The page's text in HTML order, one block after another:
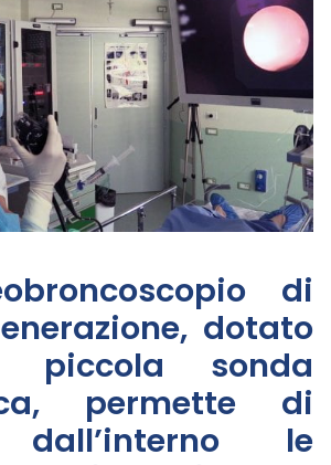
di
dotato
sonda
permette di
dall’interno le